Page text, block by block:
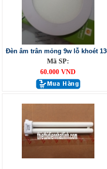
Đèn âm trân mỏng 9w lỗ khoét
Mã SP:
60.000 VND